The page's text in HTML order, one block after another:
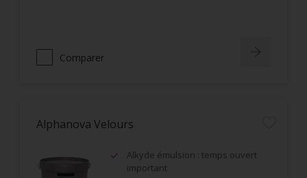
Comparer
Alphanova Velours
Alkyde émulsion : temps ouvert
important